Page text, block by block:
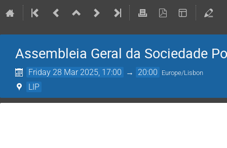
Assembleia Geral da Sociedade
Friday 28 Mar 2025, 17:00 → 20:00 Europe/Lisbon
LIP